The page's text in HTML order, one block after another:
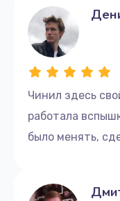
Чинил здесь
работала
было менять,